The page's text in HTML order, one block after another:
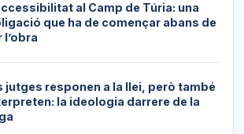
al Camp de Túria: una
que ha de començar abans de
l’obra
jutges responen a la llei, però també
la ideologia darrere de la